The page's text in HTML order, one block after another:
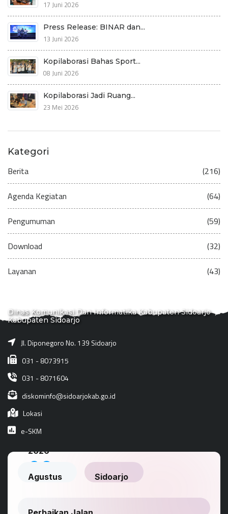
17 Juni 2026
Press Release: BINAR dan...
13 Juni 2026
Kopilaborasi Bahas Sport...
08 Juni 2026
Kopilaborasi Jadi Ruang...
23 Mei 2026
Kategori
Berita (216)
Agenda Kegiatan (64)
Pengumuman (59)
Download (32)
Layanan (43)
Dinas Komunikasi Dan Informatika Kabupaten Sidoarjo
Kabupaten Sidoarjo
Jl. Diponegoro No. 139 Sidoarjo
031 - 8073915
031 - 8071604
diskominfo@sidoarjokab.go.id
Lokasi
e-SKM